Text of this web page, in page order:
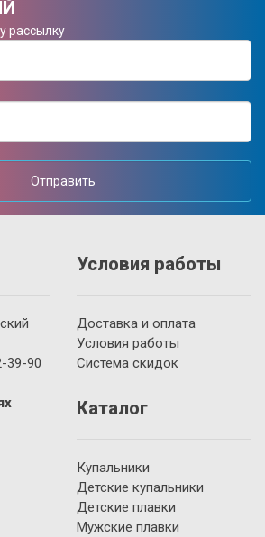
рассылку
Отправить
39-90
Условия работы
Доставка и оплата
Условия работы
Система скидок
Каталог
Купальники
Детские купальники
Детские плавки
Мужские плавки